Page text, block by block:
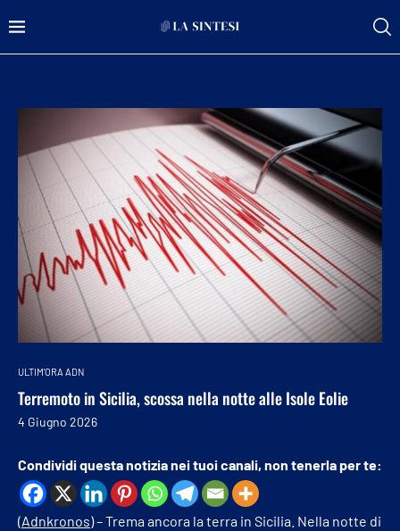
ULTIM'ORA ADN
Terremoto in Sicilia, scossa nella notte alle Isole Eolie
4 Giugno 2026
Condividi questa notizia nei tuoi canali, non tenerla per te:
(Adnkronos) – Trema ancora la terra in Sicilia. Nella notte di